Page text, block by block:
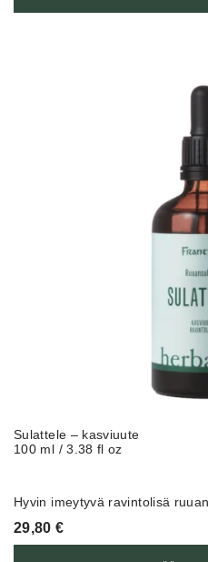
Sulattele – kasviuute
100 ml / 3.38 fl oz
Hyvin imeytyvä ravintolisä
29,80€